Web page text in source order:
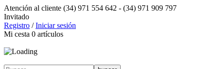
Atención al cliente (34) 971 554 642 - (34) 971 909 797
Invitado
Registro /Iniciar sesión
Mi cesta 0 artículos